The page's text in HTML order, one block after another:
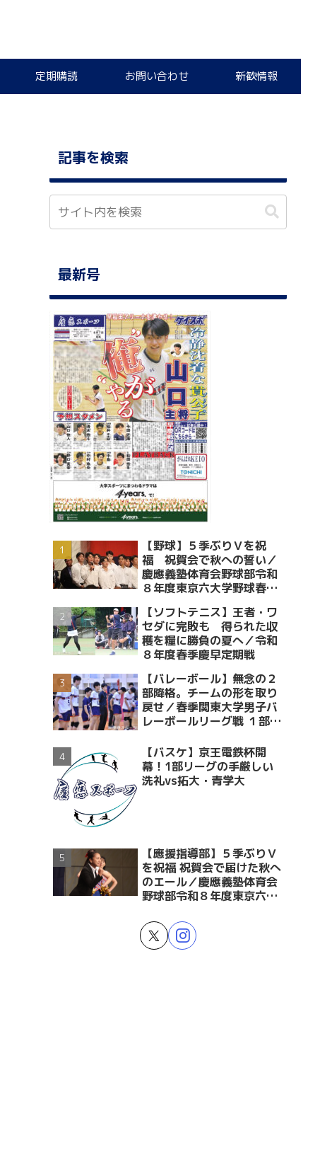
定期購読 お問い合わせ 新歓情報
記事を検索
最新号
【野球】５季ぶりＶを祝
福 祝賀会で秋への誓い／
慶應義塾体育会野球部令和
８年度東京六大学野球春季
～
【ソフトテニス】王者・ワ
セダに完敗も 得られた収
穫を糧に勝負の夏へ／令和
８年度春季慶早定期戦
【バレーボール】無念の２
部降格。チームの形を取り
戻せ／春季関東大学男子バ
レーボールリーグ戦 １部・
【バスケ】京王電鉄杯開
幕！1部リーグの手厳しい
洗礼vs拓大・青学大
【應援指導部】５季ぶりＶ
を祝福 祝賀会で届けた秋へ
のエール／慶應義塾体育会
野球部令和８年度東京六大
賀会～後編～